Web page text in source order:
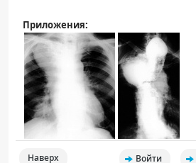
Приложения:
Наверх Войти